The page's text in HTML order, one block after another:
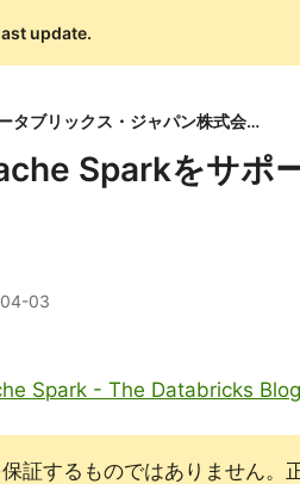
update.
データブリックス・ジャパン株式会社
Sparkをサポ
03
Spark - The Databricks Blog
証するものではありません。